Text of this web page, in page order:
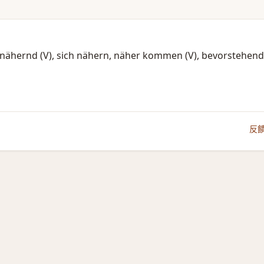
(V)​, sich nähern, näher kommen (V)​, bevorstehend
反